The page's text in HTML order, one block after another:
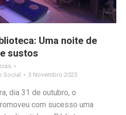
Uma noite de
sustos
Social 3 Novembro 2023
dia 31 de outubro, o
com sucesso uma